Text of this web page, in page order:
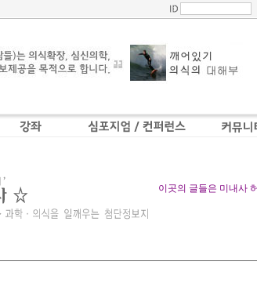
이곳의 글들은 미내사